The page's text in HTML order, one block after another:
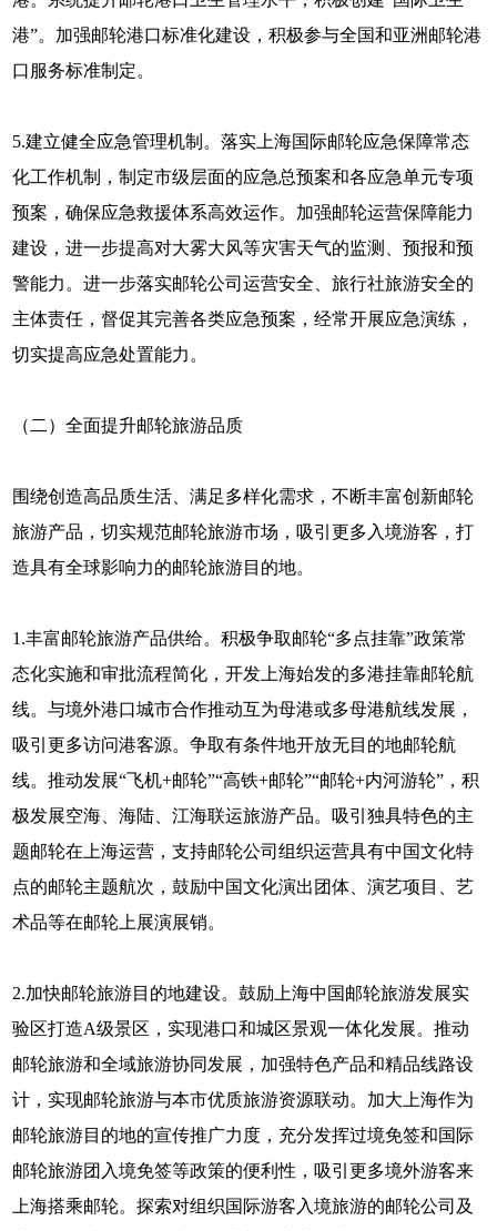
港”。加强邮轮港口标准化建设，积极参与全国和亚洲邮轮港
口服务标准制定。
5.建立健全应急管理机制。落实上海国际邮轮应急保障常态
化工作机制，制定市级层面的应急总预案和各应急单元专项
预案，确保应急救援体系高效运作。加强邮轮运营保障能力
建设，进一步提高对大雾大风等灾害天气的监测、预报和预
警能力。进一步落实邮轮公司运营安全、旅行社旅游安全的
主体责任，督促其完善各类应急预案，经常开展应急演练，
切实提高应急处置能力。
（二）全面提升邮轮旅游品质
围绕创造高品质生活、满足多样化需求，不断丰富创新邮轮
旅游产品，切实规范邮轮旅游市场，吸引更多入境游客，打
造具有全球影响力的邮轮旅游目的地。
1.丰富邮轮旅游产品供给。积极争取邮轮“多点挂靠”政策常
态化实施和审批流程简化，开发上海始发的多港挂靠邮轮航
线。与境外港口城市合作推动互为母港或多母港航线发展，
吸引更多访问港客源。争取有条件地开放无目的地邮轮航
线。推动发展“飞机+邮轮”“高铁+邮轮”“邮轮+内河游轮”，积
极发展空海、海陆、江海联运旅游产品。吸引独具特色的主
题邮轮在上海运营，支持邮轮公司组织运营具有中国文化特
点的邮轮主题航次，鼓励中国文化演出团体、演艺项目、艺
术品等在邮轮上展演展销。
2.加快邮轮旅游目的地建设。鼓励上海中国邮轮旅游发展实
验区打造A级景区，实现港口和城区景观一体化发展。推动
邮轮旅游和全域旅游协同发展，加强特色产品和精品线路设
计，实现邮轮旅游与本市优质旅游资源联动。加大上海作为
邮轮旅游目的地的宣传推广力度，充分发挥过境免签和国际
邮轮旅游团入境免签等政策的便利性，吸引更多境外游客来
上海搭乘邮轮。探索对组织国际游客入境旅游的邮轮公司及